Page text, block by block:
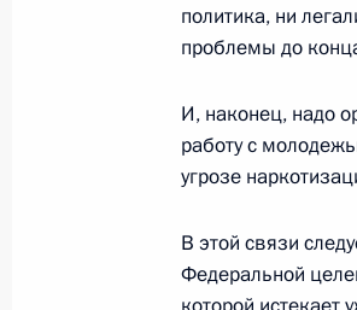
3 апреля 2004 года,
средствами,
2 апреля 2004
Германии
2 апреля 2004 года,
политика, ни
проблемы до
И, наконец, надо
работу с
угрозе
В этой связи
Федеральной